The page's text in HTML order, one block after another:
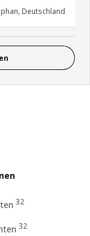
Deutschland
32
32